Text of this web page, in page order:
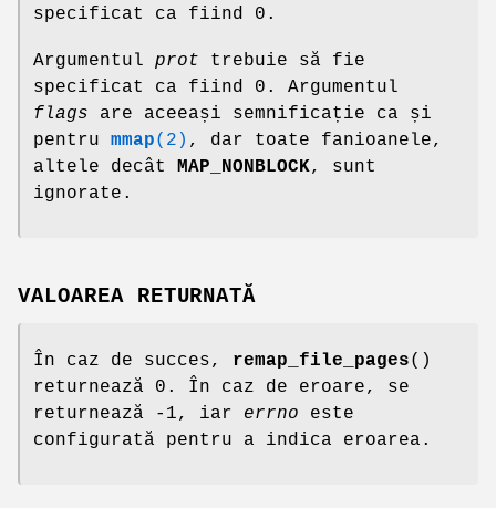
specificat ca fiind 0.
Argumentul prot trebuie să fie
specificat ca fiind 0. Argumentul
flags are aceeași semnificație ca și
pentru mmap(2) , dar toate fanioanele,
altele decât MAP_NONBLOCK, sunt
ignorate.
VALOAREA RETURNATĂ
În caz de succes, remap_file_pages()
returnează 0. În caz de eroare, se
returnează -1, iar errno este
configurată pentru a indica eroarea.